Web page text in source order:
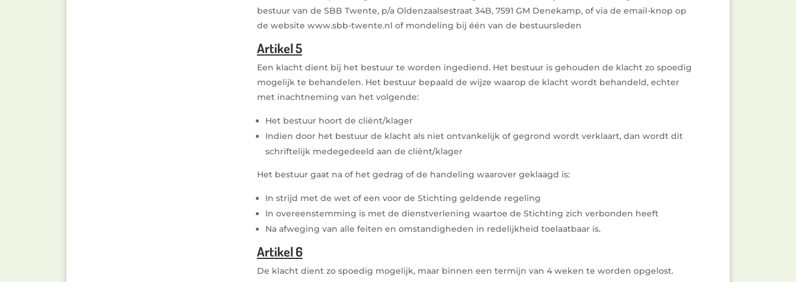
bestuur van de SBB Twente, p/a Oldenzaalsestraat 34B, 7591 GM Denekamp, of via de email-knop op
de website www.sbb-twente.nl of mondeling bij één van de bestuursleden
Artikel 5
Een klacht dient bij het bestuur te worden ingediend. Het bestuur is gehouden de klacht zo spoedig
mogelijk te behandelen. Het bestuur bepaald de wijze waarop de klacht wordt behandeld, echter
met inachtneming van het volgende:
Het bestuur hoort de cliënt/klager
Indien door het bestuur de klacht als niet ontvankelijk of gegrond wordt verklaart, dan wordt dit
schriftelijk medegedeeld aan de cliënt/klager
Het bestuur gaat na of het gedrag of de handeling waarover geklaagd is:
In strijd met de wet of een voor de Stichting geldende regeling
In overeenstemming is met de dienstverlening waartoe de Stichting zich verbonden heeft
Na afweging van alle feiten en omstandigheden in redelijkheid toelaatbaar is.
Artikel 6
De klacht dient zo spoedig mogelijk, maar binnen een termijn van 4 weken te worden opgelost.